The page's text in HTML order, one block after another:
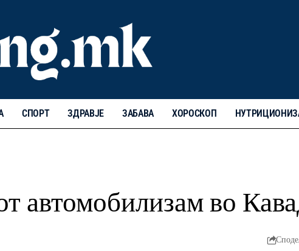
СПОРТ ЗДРАВЈЕ ЗАБАВА ХОРОСКОП
автомобилизам во